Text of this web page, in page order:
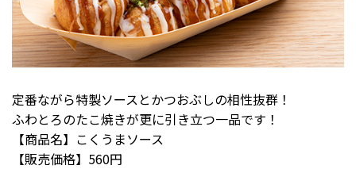
定番ながら特製ソースとかつおぶしの相性抜群！
ふわとろのたこ焼きが更に引き立つ一品です！
【商品名】こくうまソース
【販売価格】560円